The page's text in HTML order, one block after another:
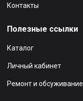
Контакты
Полезные ссылки
Каталог
Личный кабинет
Ремонт и обсуживание